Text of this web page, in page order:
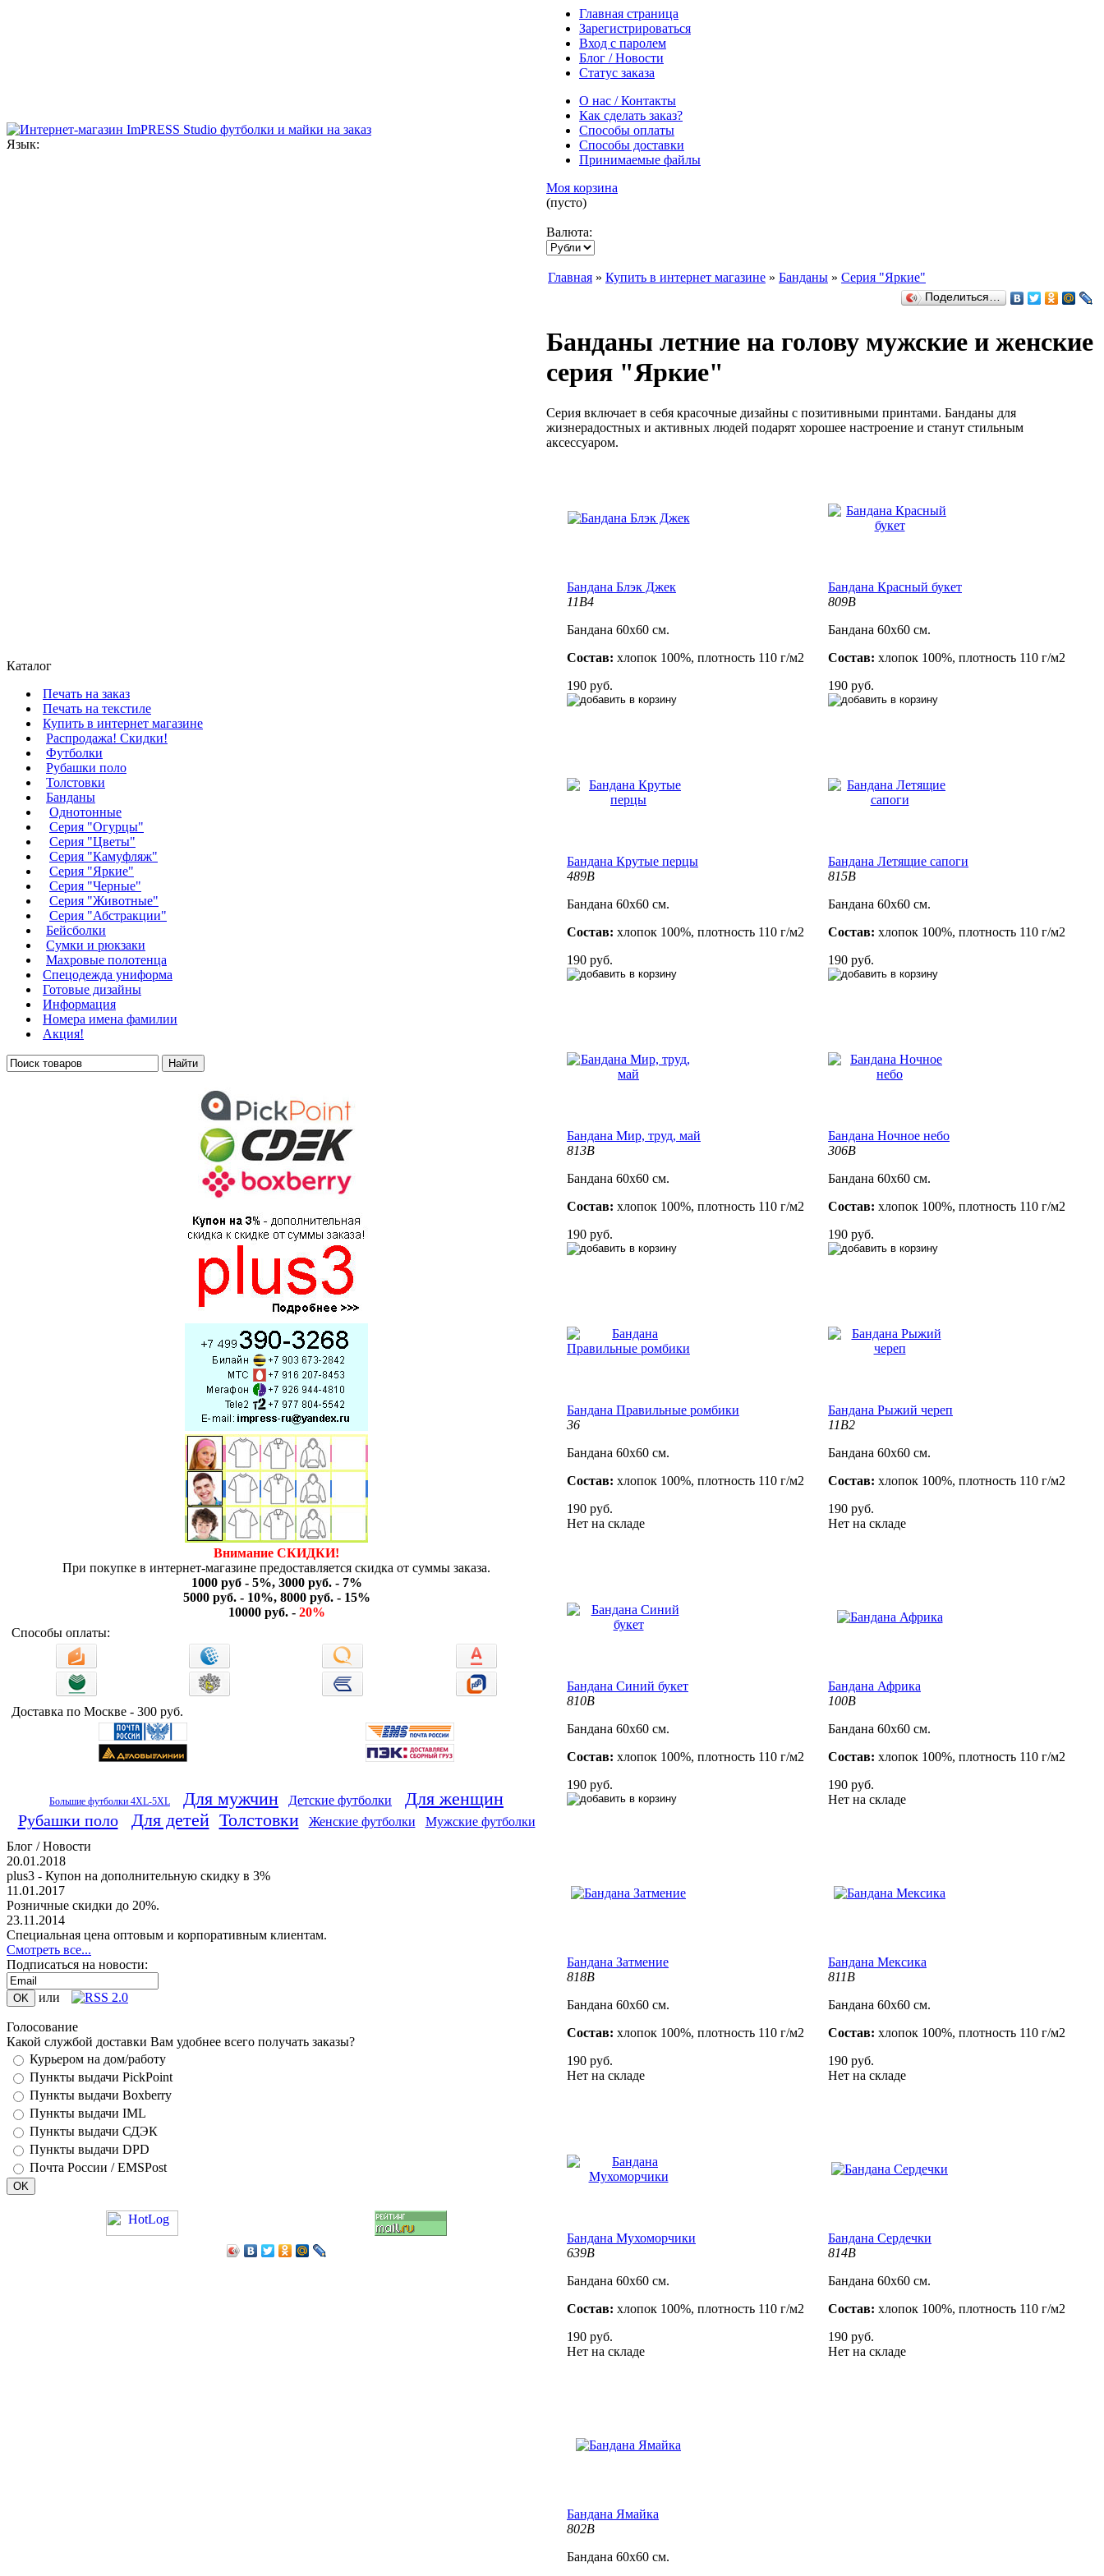
Язык:
Главная страница
Зарегистрироваться
Вход с паролем
Блог / Новости
Статус заказа
О нас / Контакты
Как сделать заказ?
Способы оплаты
Способы доставки
Принимаемые файлы
Моя корзина
(пусто)
Валюта:
Каталог
Печать на заказ
Печать на текстиле
Купить в интернет магазине
Распродажа! Скидки!
Футболки
Рубашки поло
Толстовки
Банданы
Однотонные
Серия "Огурцы"
Серия "Цветы"
Серия "Камуфляж"
Серия "Яркие"
Серия "Черные"
Серия "Животные"
Серия "Абстракции"
Бейсболки
Сумки и рюкзаки
Махровые полотенца
Cпецодежда униформа
Готовые дизайны
Информация
Номера имена фамилии
Акция!
Внимание СКИДКИ!
При покупке в интернет-магазине предоставляется скидка от суммы заказа.
1000 руб - 5%, 3000 руб. - 7%
5000 руб. - 10%, 8000 руб. - 15%
10000 руб. - 20%
Способы оплаты:
Доставка по Москве - 300 руб.
Большие футболки 4XL-5XL Для мужчин Детские футболки Для женщин
Рубашки поло Для детей Толстовки Женские футболки
Мужские футболки
Блог / Новости
20.01.2018
plus3 - Купон на дополнительную скидку в 3%
11.01.2017
Розничные скидки до 20%.
23.11.2014
Специальная цена оптовым и корпоративным клиентам.
Смотреть все...
Подписаться на новости:
или
Голосование
Какой службой доставки Вам удобнее всего получать заказы?
Курьером на дом/работу
Пункты выдачи PickPoint
Пункты выдачи Boxberry
Пункты выдачи IML
Пункты выдачи СДЭК
Пункты выдачи DPD
Почта России / EMSPost
Главная » Купить в интернет магазине » Банданы » Серия "Яркие"
Поделиться…
Банданы летние на голову мужские и женские
серия "Яркие"
Серия включает в себя красочные дизайны с позитивными принтами. Банданы для
жизнерадостных и активных людей подарят хорошее настроение и станут стильным
аксессуаром.
Бандана Блэк Джек
11B4
Бандана 60х60 см.
Состав: хлопок 100%, плотность 110 г/м2
190 руб.
Бандана Красный букет
809B
Бандана 60х60 см.
Состав: хлопок 100%, плотность 110 г/м2
190 руб.
Бандана Крутые перцы
489B
Бандана 60х60 см.
Состав: хлопок 100%, плотность 110 г/м2
190 руб.
Бандана Летящие сапоги
815B
Бандана 60х60 см.
Состав: хлопок 100%, плотность 110 г/м2
190 руб.
Бандана Мир, труд, май
813B
Бандана 60х60 см.
Состав: хлопок 100%, плотность 110 г/м2
190 руб.
Бандана Ночное небо
306B
Бандана 60х60 см.
Состав: хлопок 100%, плотность 110 г/м2
190 руб.
Бандана Правильные ромбики
36
Бандана 60х60 см.
Состав: хлопок 100%, плотность 110 г/м2
190 руб.
Нет на складе
Бандана Рыжий череп
11B2
Бандана 60х60 см.
Состав: хлопок 100%, плотность 110 г/м2
190 руб.
Нет на складе
Бандана Синий букет
810B
Бандана 60х60 см.
Состав: хлопок 100%, плотность 110 г/м2
190 руб.
Бандана Африка
100B
Бандана 60х60 см.
Состав: хлопок 100%, плотность 110 г/м2
190 руб.
Нет на складе
Бандана Затмение
818B
Бандана 60х60 см.
Состав: хлопок 100%, плотность 110 г/м2
190 руб.
Нет на складе
Бандана Мексика
811B
Бандана 60х60 см.
Состав: хлопок 100%, плотность 110 г/м2
190 руб.
Нет на складе
Бандана Мухоморчики
639B
Бандана 60х60 см.
Состав: хлопок 100%, плотность 110 г/м2
190 руб.
Нет на складе
Бандана Сердечки
814B
Бандана 60х60 см.
Состав: хлопок 100%, плотность 110 г/м2
190 руб.
Нет на складе
Бандана Ямайка
802B
Бандана 60х60 см.